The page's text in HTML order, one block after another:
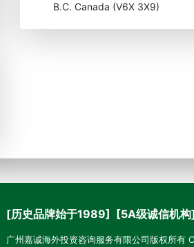
B.C. Canada (V6X 3X9)
[历史品牌始于1989] [5A级诚信机
广州嘉诚海外投资咨询服务有限公司版权所